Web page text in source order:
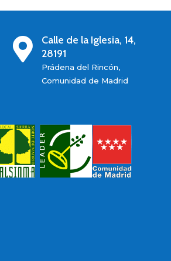

Calle de la Iglesia, 14,
28191
Prádena del Rincón,
Comunidad de Madrid